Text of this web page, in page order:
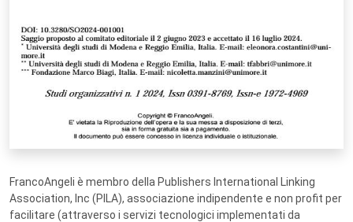
FrancoAngeli è membro della Publishers International Linking
Association, Inc (PILA), associazione indipendente e non profit per
facilitare (attraverso i servizi tecnologici implementati da